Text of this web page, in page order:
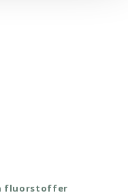
fluorstoffer